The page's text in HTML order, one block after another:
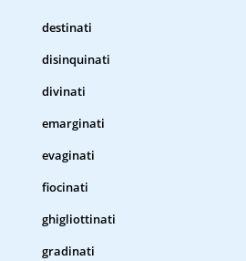
destinati
disinquinati
divinati
emarginati
evaginati
fiocinati
ghigliottinati
gradinati